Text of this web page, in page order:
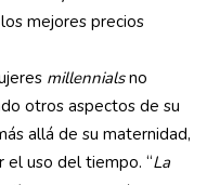
mejores precios
millennialsno
otros aspectos de su
allá de su maternidad,
el uso del tiempo. “La